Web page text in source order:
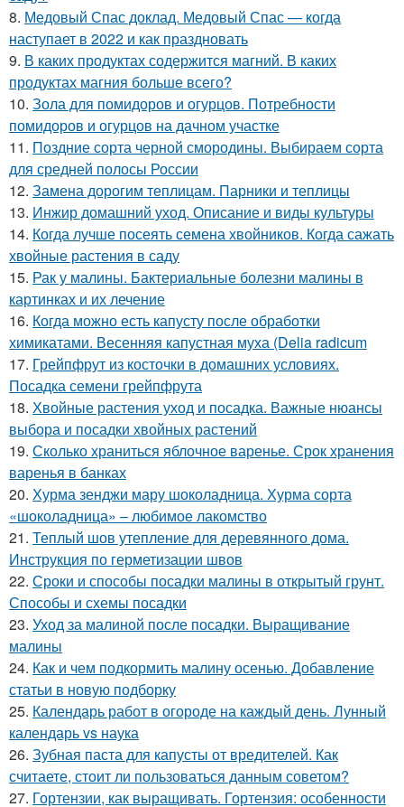
8. Медовый Спас доклад. Медовый Спас — когда
наступает в 2022 и как праздновать
9. В каких продуктах содержится магний. В каких
продуктах магния больше всего?
10. Зола для помидоров и огурцов. Потребности
помидоров и огурцов на дачном участке
11. Поздние сорта черной смородины. Выбираем сорта
для средней полосы России
12. Замена дорогим теплицам. Парники и теплицы
13. Инжир домашний уход. Описание и виды культуры
14. Когда лучше посеять семена хвойников. Когда сажать
хвойные растения в саду
15. Рак у малины. Бактериальные болезни малины в
картинках и их лечение
16. Когда можно есть капусту после обработки
химикатами. Весенняя капустная муха (Delia radicum
17. Грейпфрут из косточки в домашних условиях.
Посадка семени грейпфрута
18. Хвойные растения уход и посадка. Важные нюансы
выбора и посадки хвойных растений
19. Сколько храниться яблочное варенье. Срок хранения
варенья в банках
20. Хурма зенджи мару шоколадница. Хурма сорта
«шоколадница» – любимое лакомство
21. Теплый шов утепление для деревянного дома.
Инструкция по герметизации швов
22. Сроки и способы посадки малины в открытый грунт.
Способы и схемы посадки
23. Уход за малиной после посадки. Выращивание
малины
24. Как и чем подкормить малину осенью. Добавление
статьи в новую подборку
25. Календарь работ в огороде на каждый день. Лунный
календарь vs наука
26. Зубная паста для капусты от вредителей. Как
считаете, стоит ли пользоваться данным советом?
27. Гортензии, как выращивать. Гортензия: особенности